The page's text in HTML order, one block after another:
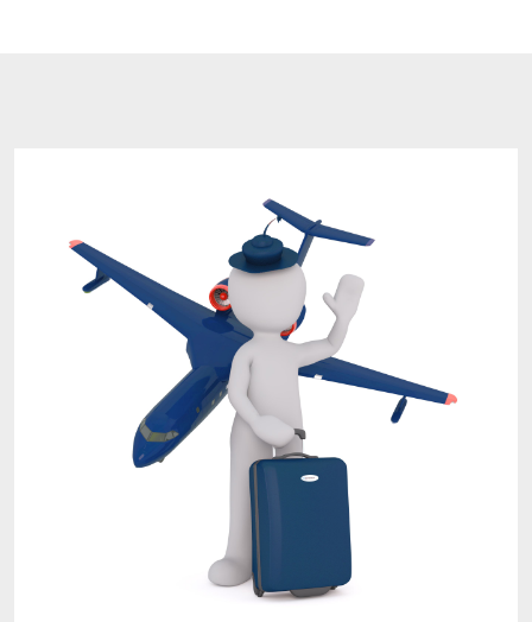
Zweck:
Managen von Consent-Einstellungen
Cookie Laufzeit:
STATISTIK
Statistik Cookies erfassen Informationen anonym.
Diese Informationen helfen uns zu verstehen, wie
unsere Besucher unsere Website nutzen.
Google Tag Manager / Google Analytics